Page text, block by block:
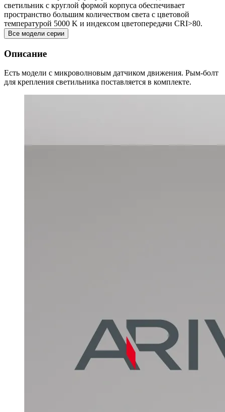
светильник с круглой формой корпуса обеспечивает
пространство большим количеством света с цветовой
температурой 5000 K и индексом цветопередачи CRI>80.
Все модели серии
Описание
Есть модели с микроволновым датчиком движения. Рым-болт
для крепления светильника поставляется в комплекте.